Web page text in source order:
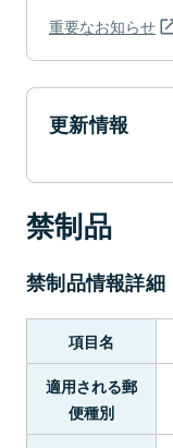
重要なお知らせ
更新情報
禁制品
禁制品情報詳細
項目名
適用される郵
便種別